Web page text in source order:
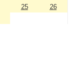
25
26